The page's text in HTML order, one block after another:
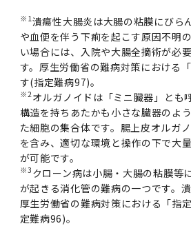
※1潰瘍性大腸炎は大腸の粘膜にびら
や血便を伴う下痢を起こす原因不明
い場合には、入院や大腸全摘術が必
す。厚生労働省の難病対策における
す(指定難病97)。
※2オルガノイドは「ミニ臓器」とも
構造を持ちあたかも小さな臓器のよ
た細胞の集合体です。腸上皮オルガ
を含み、適切な環境と操作の下で大
が可能です。
※3 クローン病は小腸・大腸の粘膜等
が起きる消化管の難病の一つです。
厚生労働省の難病対策における「指
定難病96)。